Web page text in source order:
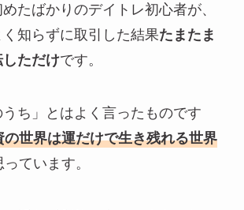
たばかりのデイトレ初心者が、
知らずに取引した結果たまたま
ただけです。
うち」とはよく言ったものです
の世界は運だけで生き残れる世界
ています。